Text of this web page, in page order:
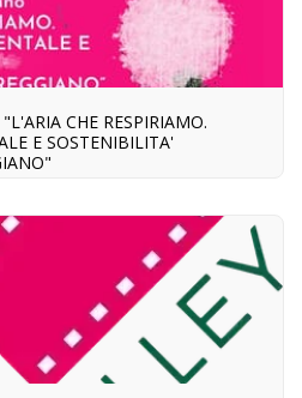
CHE RESPIRIAMO.
E SOSTENIBILITA'